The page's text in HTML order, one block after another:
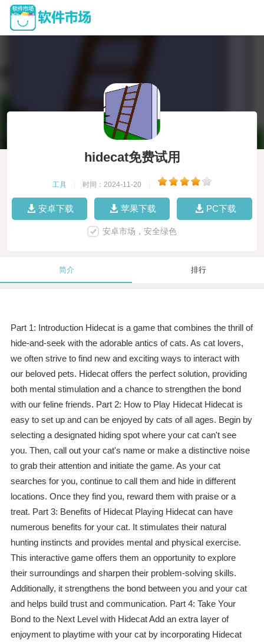
hidecat免费试用
工具 时间：2024-11-20
安卓下载 苹果下载 PC下载
安卓市场，安全绿色
简介 排行
Part 1: Introduction Hidecat is a game that combines the thrill of
hide-and-seek with the adorable antics of cats. As cat lovers,
we often strive to find new and exciting ways to interact with
our beloved pets. Hidecat offers the perfect solution, providing
both mental stimulation and a chance to strengthen the bond
with our feline friends. Part 2: How to Play Hidecat Hidecat is
easy to set up and can be enjoyed by cats of all ages. Begin by
selecting a designated hiding spot where your cat can't see
you. Then, call out your cat's name or make a distinctive noise
to grab their attention and initiate the game. As your cat
searches for you, continue to call them and hide in different
locations. Once they find you, reward them with praise or a
treat. Part 3: Benefits of Hidecat Playing Hidecat can have
numerous benefits for your cat. It stimulates their natural
hunting instincts and provides mental and physical exercise.
This interactive game offers them an opportunity to explore
their surroundings and sharpen their problem-solving skills.
Additionally, it strengthens the bond between you and your cat
and helps build trust and communication. Part 4: Take Your
Bond to the Next Level with Hidecat Add an extra layer of
enjoyment to playtime with your cat by incorporating Hidecat